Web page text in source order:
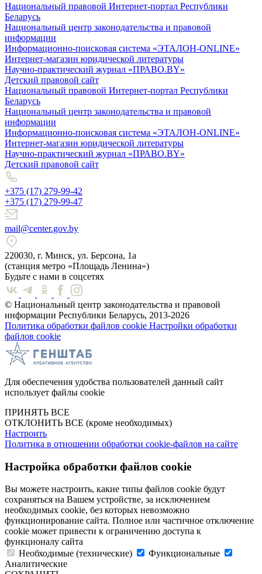
Национальный правовой Интернет-портал Республики
Беларусь
Национальный центр законодательства и правовой
информации
Информационно-поисковая система «ЭТАЛОН-ONLINE»
Интернет-магазин юридической литературы
Научно-практический журнал «ПРАВО.BY»
Детский правовой сайт
Национальный правовой Интернет-портал Республики
Беларусь
Национальный центр законодательства и правовой
информации
Информационно-поисковая система «ЭТАЛОН-ONLINE»
Интернет-магазин юридической литературы
Научно-практический журнал «ПРАВО.BY»
Детский правовой сайт
+375 (17) 279-99-42
+375 (17) 279-99-47
mail@center.gov.by
220030, г. Минск, ул. Берсона, 1а
(станция метро «Площадь Ленина»)
Будьте с нами в соцсетях
© Национальный центр законодательства и правовой
информации Республики Беларусь, 2013-2026
Политика обработки файлов cookie Настройки обработки
файлов cookie
Для обеспечения удобства пользователей данный сайт
использует файлы cookie
ПРИНЯТЬ ВСЕ
ОТКЛОНИТЬ ВСЕ (кроме необходимых)
Настроить
Политика в отношении обработки cookie-файлов на сайте
Настройка обработки файлов cookie
Вы можете настроить, какие типы файлов cookie будут
сохраняться на Вашем устройстве, за исключением
необходимых cookie, без которых невозможно
функционирование сайта. Полное или частичное отключение
cookie может привести к ограничению доступа к
функционалу сайта
Необходимые (технические)
Функциональные
Аналитические